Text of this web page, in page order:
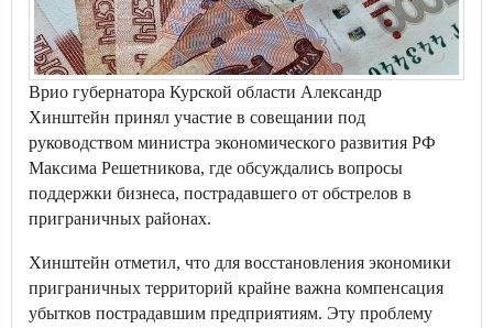
Врио губернатора Курской области Александр
Хинштейн принял участие в совещании под
руководством министра экономического развития РФ
Максима Решетникова, где обсуждались вопросы
поддержки бизнеса, пострадавшего от обстрелов в
приграничных районах.
Хинштейн отметил, что для восстановления экономики
приграничных территорий крайне важна компенсация
убытков пострадавшим предприятиям. Эту проблему